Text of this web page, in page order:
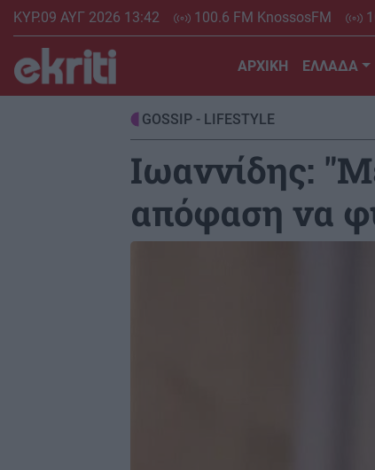
Skip
content
ΚΥΡ.09 ΑΥΓ 2026 13:42 100.6 FM KnossosFM
ΑΡΧΙΚΗ ΕΛΛΑΔΑ
GOSSIP - LIFESTYLE
Ιωαννίδης:
απόφαση να